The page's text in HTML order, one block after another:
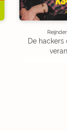
De